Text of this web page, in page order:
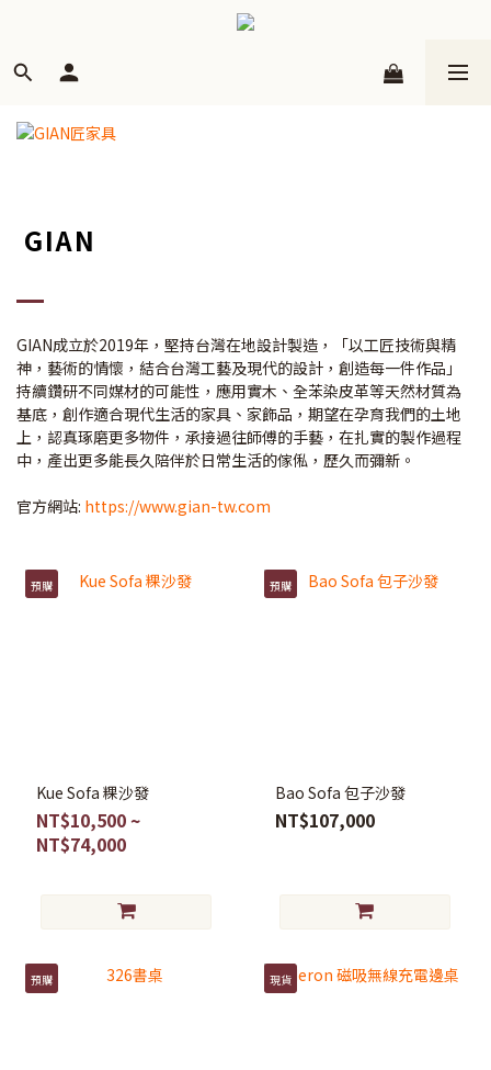
GIAN
GIAN成立於2019年，堅持台灣在地設計製造，「以工匠技術與精
神，藝術的情懷，結合台灣工藝及現代的設計，創造每一件作品」
持續鑽研不同媒材的可能性，應用實木、全苯染皮革等天然材質為
基底，創作適合現代生活的家具、家飾品，期望在孕育我們的土地
上，認真琢磨更多物件，承接過往師傅的手藝，在扎實的製作過程
中，產出更多能長久陪伴於日常生活的傢俬，歷久而彌新。
官方網站: https://www.gian-tw.com
預購
Kue Sofa 粿沙發
NT$10,500 ~
NT$74,000
預購
Bao Sofa 包子沙發
NT$107,000
預購 現貨